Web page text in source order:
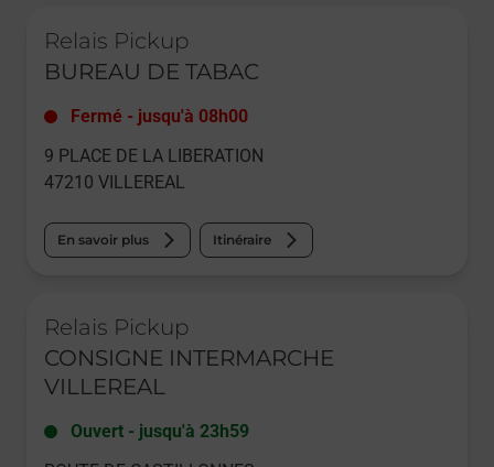
Relais Pickup
BUREAU DE TABAC
Fermé - jusqu'à 08h00
9 PLACE DE LA LIBERATION
47210 VILLEREAL
En savoir plus Itinéraire
Relais Pickup
CONSIGNE INTERMARCHE
VILLEREAL
Ouvert - jusqu'à 23h59